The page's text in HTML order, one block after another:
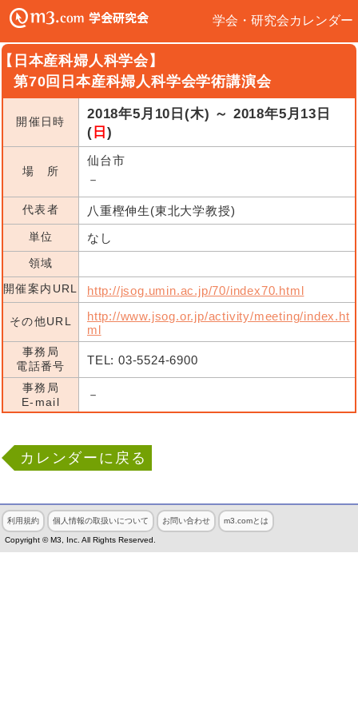
学会・研究会カレンダー
日本産科婦人科学会】
第70回日本産科婦人科学会学術講演会
開催日時
2018年5月10日(木) ～ 2018年5月13日
( 日 )
場 所
仙台市
－
代表者 八重樫伸生(東北大学教授)
単位 なし
領域
開催案内URL
http://jsog.umin.ac.jp/70/index70.html
その他URL
http://www.jsog.or.jp/activity/meeting/index.ht
ml
事務局
電話番号
TEL: 03-5524-6900
事務局
E-mail
－
カレンダーに戻る
利用規約 個人情報の取扱いについて お問い合わせ m3.comとは
Copyright © M3, Inc. All Rights Reserved.